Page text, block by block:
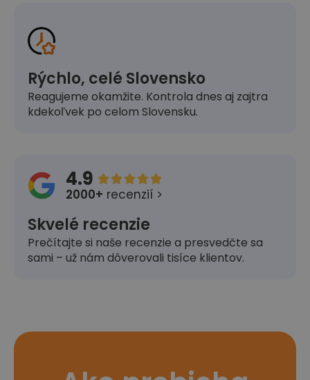
Rýchlo, celé Slovensko
Reagujeme okamžite. Kontrola dnes aj zajtra
kdekoľvek po celom Slovensku.
4.9 
2000+ recenzií >
Skvelé recenzie
Prečítajte si naše recenzie a presvedčte sa
sami – už nám dôverovali tisíce klientov.